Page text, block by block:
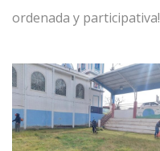
ordenada y participativa!